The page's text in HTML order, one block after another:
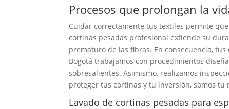
Procesos que prolongan la
Cuidar correctamente tus textiles permite
cortinas pesadas profesional extiende su
prematuro de las fibras. En consecuencia,
Bogotá trabajamos con procedimientos
sobresalientes. Asimismo, realizamos
proteger tus cortinas y tu inversión, somos tu
Lavado de cortinas pesadas para